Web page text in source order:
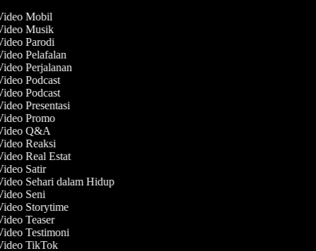
Mobil
Musik
Parodi
Pelafalan
Perjalanan
Podcast
Podcast
Presentasi
Promo
Q&A
Reaksi
Real Estat
Satir
Sehari dalam Hidup
Seni
Storytime
Teaser
Testimoni
TikTok